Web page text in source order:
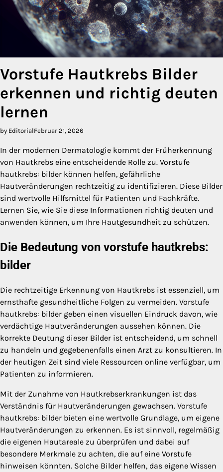
Vorstufe Hautkrebs Bilder
erkennen und richtig deuten
lernen
by EditorialFebruar 21, 2026
In der modernen Dermatologie kommt der Früherkennung
von Hautkrebs eine entscheidende Rolle zu. Vorstufe
hautkrebs: bilder können helfen, gefährliche
Hautveränderungen rechtzeitig zu identifizieren. Diese Bilder
sind wertvolle Hilfsmittel für Patienten und Fachkräfte.
Lernen Sie, wie Sie diese Informationen richtig deuten und
anwenden können, um Ihre Hautgesundheit zu schützen.
Die Bedeutung von vorstufe hautkrebs:
bilder
Die rechtzeitige Erkennung von Hautkrebs ist essenziell, um
ernsthafte gesundheitliche Folgen zu vermeiden. Vorstufe
hautkrebs: bilder geben einen visuellen Eindruck davon, wie
verdächtige Hautveränderungen aussehen können. Die
korrekte Deutung dieser Bilder ist entscheidend, um schnell
zu handeln und gegebenenfalls einen Arzt zu konsultieren. In
der heutigen Zeit sind viele Ressourcen online verfügbar, um
Patienten zu informieren.
Mit der Zunahme von Hautkrebserkrankungen ist das
Verständnis für Hautveränderungen gewachsen. Vorstufe
hautkrebs: bilder bieten eine wertvolle Grundlage, um eigene
Hautveränderungen zu erkennen. Es ist sinnvoll, regelmäßig
die eigenen Hautareale zu überprüfen und dabei auf
besondere Merkmale zu achten, die auf eine Vorstufe
hinweisen könnten. Solche Bilder helfen, das eigene Wissen